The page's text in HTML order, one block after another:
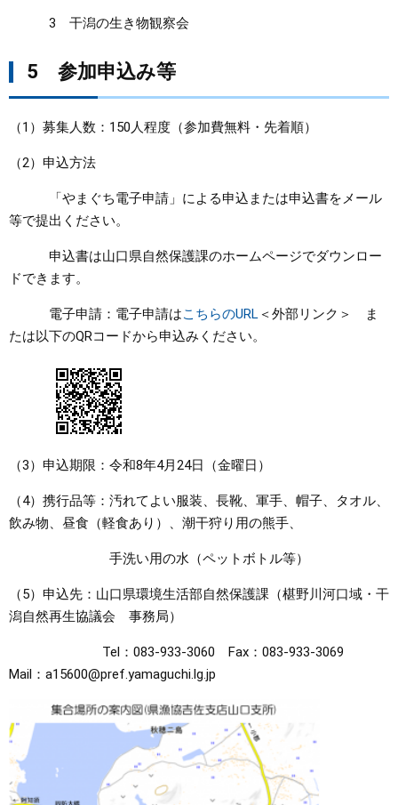
3 干潟の生き物観察会
5 参加申込み等
（1）募集人数：150人程度（参加費無料・先着順）
（2）申込方法
「やまぐち電子申請」による申込または申込書をメール
等で提出ください。
申込書は山口県自然保護課のホームページでダウンロー
ドできます。
電子申請：電子申請はこちらのURL ＜外部リンク＞
ま
たは以下のQRコードから申込みください。
（3）申込期限：令和8年4月24日（金曜日）
（4）携行品等：汚れてよい服装、長靴、軍手、帽子、タオル、
飲み物、昼食（軽食あり）、潮干狩り用の熊手、
手洗い用の水（ペットボトル等）
（5）申込先：山口県環境生活部自然保護課（椹野川河口域・干
潟自然再生協議会 事務局）
Tel：083-933-3060 Fax：083-933-3069
Mail：a15600@pref.yamaguchi.lg.jp